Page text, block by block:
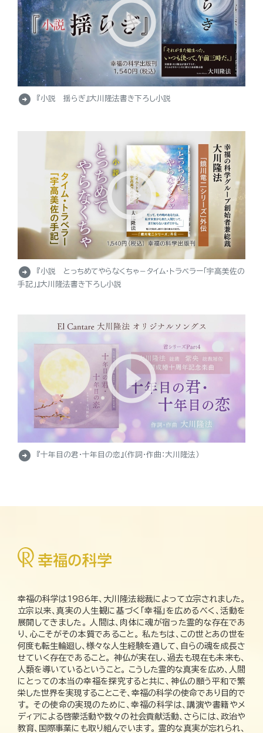
arrow_circle_right 『小説 揺らぎ』大川隆法書き下ろし小説
arrow_circle_right
『小説 とっちめてやらなくちゃ－タイム・トラベラー「宇高美佐の
手記」』大川隆法書き下ろし小説
arrow_circle_right 『十年目の君・十年目の恋』（作詞・作曲：大川隆法）
幸福の科学は1986年、大川隆法総裁によって立宗されました。
立宗以来、真実の人生観に基づく「幸福」を広めるべく、活動を
展開してきました。 人間は、肉体に魂が宿った霊的な存在であ
り、心こそがその本質であること。 私たちは、この世とあの世を
何度も転生輪廻し、様々な人生経験を通して、自らの魂を成長さ
せていく存在であること。 神仏が実在し、過去も現在も未来も、
人類を導いているということ。 こうした霊的な真実を広め、人間
にとっての本当の幸福を探究すると共に、神仏の願う平和で繁
栄した世界を実現することこそ、幸福の科学の使命であり目的で
す。 その使命の実現のために、幸福の科学は、講演や書籍やメ
ディアによる啓蒙活動や数々の社会貢献活動、さらには、政治や
教育、国際事業にも取り組んでいます。 霊的な真実が忘れられ、